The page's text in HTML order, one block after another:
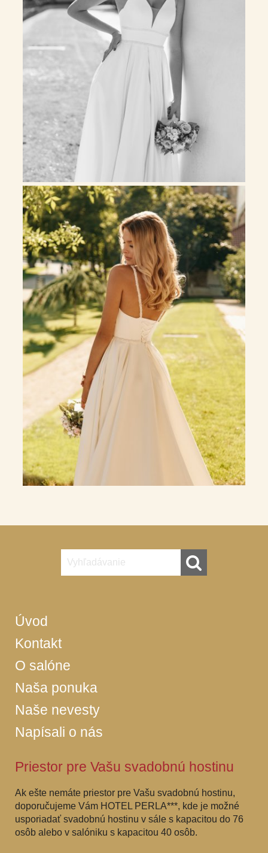
Úvod
Kontakt
O salóne
Naša ponuka
Naše nevesty
Napísali o nás
Priestor pre Vašu svadobnú hostinu
Ak ešte nemáte priestor pre Vašu svadobnú hostinu,
doporučujeme Vám HOTEL PERLA***, kde je možné
usporiadať svadobnú hostinu v sále s kapacitou do 76
osôb alebo v salóniku s kapacitou 40 osôb.